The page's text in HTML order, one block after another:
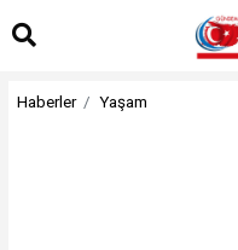
Haberler Yaşam